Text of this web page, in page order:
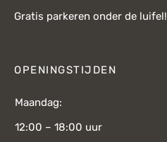
Gratis parkeren onder de luifel!
OPENINGSTIJDEN
Maandag:
12:00 – 18:00 uur